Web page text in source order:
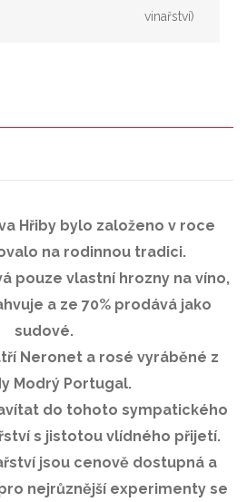
vinařství)
Hřiby bylo založeno v roce
na rodinnou tradici.
pouze vlastní hrozny na víno,
a ze 70% prodává jako
sudové.
Neronet a rosé vyráběné z
Modrý Portugal.
do tohoto sympatického
s jistotou vlídného přijetí.
jsou cenově dostupná a
nejrůznější experimenty se